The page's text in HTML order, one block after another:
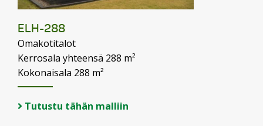
ELH-288
Omakotitalot
Kerrosala yhteensä 288 m²
Kokonaisala 288 m²
Tutustu tähän malliin